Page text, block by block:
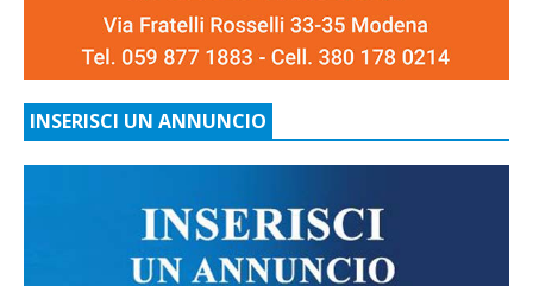
INSERISCI UN ANNUNCIO